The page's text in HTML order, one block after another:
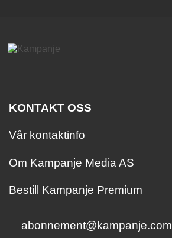
KONTAKT OSS
Vår kontaktinfo
Om Kampanje Media AS
Bestill Kampanje Premium
abonnement@kampanje.com